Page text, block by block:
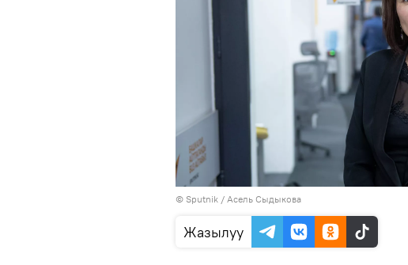
© Sputnik / Асель Сыдыкова
Жазылуу